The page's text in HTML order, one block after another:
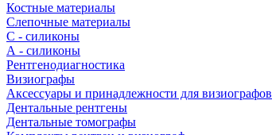
Костные материалы
Слепочные материалы
C - силиконы
А - силиконы
Рентгенодиагностика
Визиографы
Аксессуары и принадлежности для визиографов
Дентальные рентгены
Дентальные томографы